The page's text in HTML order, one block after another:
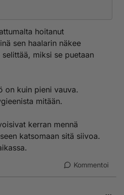
wc:ssä mutta tarvitset apua
ja sanoa että pissi vaippaan.
käytölle voi olla että
on yöllä vain yksi hoitaja
toisella osastolla toista
wc-reissulla.
hoitanut
sen haalarin näkee
miksi se puetaan
on kuin pieni vauva.
mitään.
kerran mennä
katsomaan sitä siivoa.
Kommentoi